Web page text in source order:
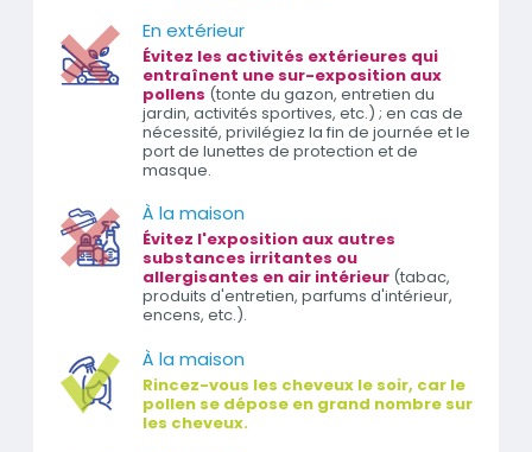
En extérieur
Évitez les activités extérieures qui
entraînent une sur-exposition aux
pollens (tonte du gazon, entretien du
jardin, activités sportives, etc.) ; en cas de
nécessité, privilégiez la fin de journée et le
port de lunettes de protection et de
masque.
À la maison
Évitez l'exposition aux autres
substances irritantes ou
allergisantes en air intérieur (tabac,
produits d'entretien, parfums d'intérieur,
encens, etc.).
À la maison
Rincez-vous les cheveux le soir, car le
pollen se dépose en grand nombre sur
les cheveux.